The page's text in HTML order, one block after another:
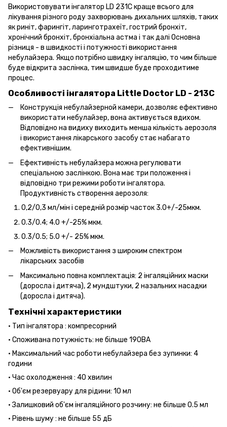
Використовувати інгалятор LD 231C краще всього для
лікування різного роду захворювань дихальних шляхів, таких
як риніт, фарингіт, ларинготрахеїт, гострий бронхіт,
хронічний бронхіт, бронхіальна астма і так далі Основна
різниця - в швидкості і потужності використання
небулайзера. Якщо потрібно швидку інгаляцію, то чим більше
буде відкрита заслінка, тим швидше буде проходитиме
процес.
Особливості інгалятора Little Doctor LD - 213С
Конструкція небулайзерной камери, дозволяє ефективно
використати небулайзер, вона активується вдихом.
Відповідно на видиху виходить менша кількість аерозоля
і використання лікарського засобу стає набагато
ефективнішим.
Ефективність небулайзера можна регулювати
спеціальною заслінкою. Вона має три положення і
відповідно три режими роботи інгалятора.
Продуктивність створення аерозоля:
0,2/0,3 мл/мін і середній розмір часток 3.0+/-25мкм.
0.3/0.4; 4.0 +/-25% мкм.
0.3/0.5; 5.0 +/- 25% мкм.
Можливість використання з широким спектром
лікарських засобів
Максимально повна комплектація: 2 інгаляційних маски
(доросла і дитяча), 2 мундштуки, 2 назальних насадки
(доросла і дитяча).
Технічні характеристики
• Тип інгалятора : компресорний
• Споживана потужність: не більше 190ВА
• Максимальний час роботи небулайзера без зупинки: 4
години
• Час охолодження : 40 хвилин
• Об'єм резервуару для рідини: 10 мл
• Залишковий об'єм інгаляційного розчину: не більше 0.5 мл
• Рівень шуму : не більше 55 дБ